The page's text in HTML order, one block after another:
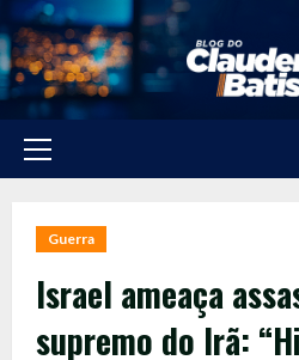
Skip
to
content
Primary
Guerra
Israel ameaça
supremo do Irã: